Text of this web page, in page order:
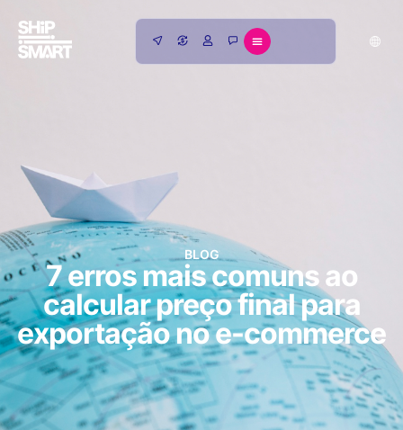
BLOG
7 erros mais comuns ao
calcular preço final para
exportação no e-commerce